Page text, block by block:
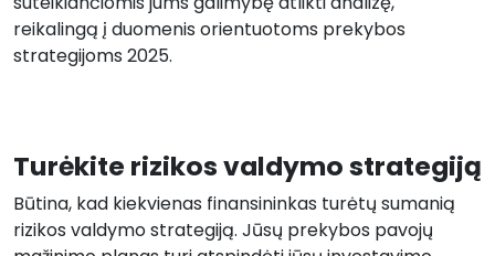
reikalingą į duomenis orientuotoms prekybos
strategijoms 2025.
Turėkite rizikos valdymo strategiją
Būtina, kad kiekvienas finansininkas turėtų sumanią
rizikos valdymo strategiją. Jūsų prekybos pavojų